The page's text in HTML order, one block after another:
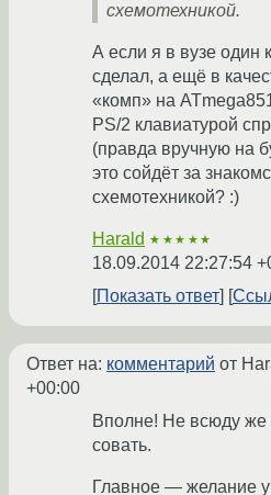
схемотехникой.
А если я в вузе один
сделал, а ещё в
«комп» на
PS/2 клавиатурой
(правда вручную на
это сойдёт за
схемотехникой? :)
Harald ★★★★★
18.09.2014 22:27:54
Показать ответ
Ответ на: комментарий от
+00:00
Вполне! Не всюду же
совать.
Главное — желание